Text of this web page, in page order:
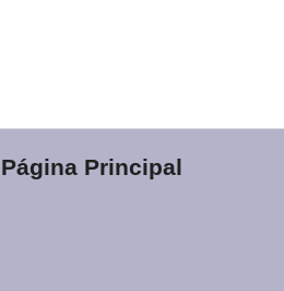
Página Principal